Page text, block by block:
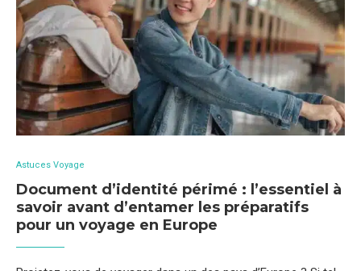
Astuces Voyage
Document d’identité périmé : l’essentiel à
savoir avant d’entamer les préparatifs
pour un voyage en Europe